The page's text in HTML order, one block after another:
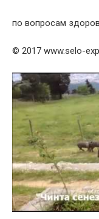
по вопросам
© 2017 www.selo-